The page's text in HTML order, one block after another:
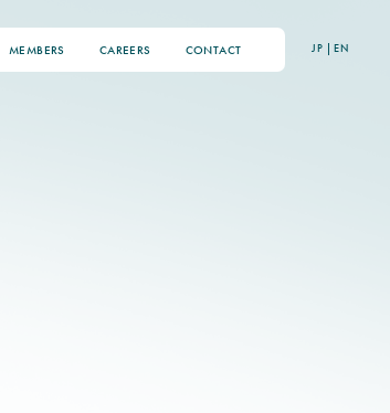
MEMBERS CAREERS CONTACT JP EN